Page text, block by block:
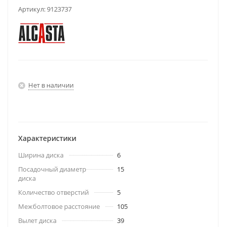
Артикул:9123737
Нет в наличии
Характеристики
Ширина диска
6
Посадочный диаметр
диска
15
Количество отверстий
5
Межболтовое расстояние
105
Вылет диска
39